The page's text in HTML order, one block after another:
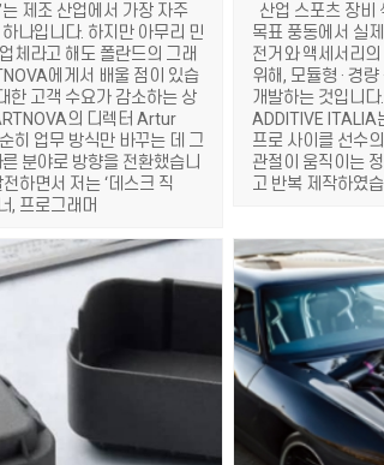
제조 산업에서 가장 자주
나입니다. 하지만 아무리 민
체라고 해도 폴란드의 그래
에게서 배울 점이 있습
한 고객 수요가 감소하는 상
의 디렉터 Artur
히 업무 방식만 바꾸는 데 그
분야로 방향을 전환했습니
하면서 저는 ‘데스크 직
, 프로그래머
산업 스포츠 장비
목표 풍동에서 실
전거와 액세서리의
위해, 모듈형 · 경
개발하는 것입니
ADDITIVE ITALIA
프로 사이클 선수
관절이 움직이는
고 반복 제작하였